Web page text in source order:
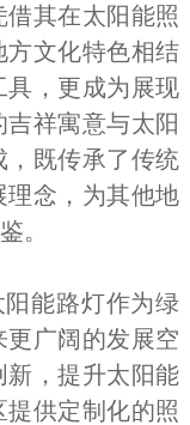
其在太阳能照
方文化特色相结
，更成为展现
祥寓意与太阳
既传承了传统
念，为其他地
。
能路灯作为绿
广阔的发展空
新，提升太阳能
供定制化的照